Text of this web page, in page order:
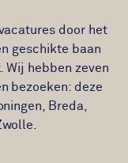
door het
geschikte baan
Wij hebben zeven
bezoeken: deze
Breda,